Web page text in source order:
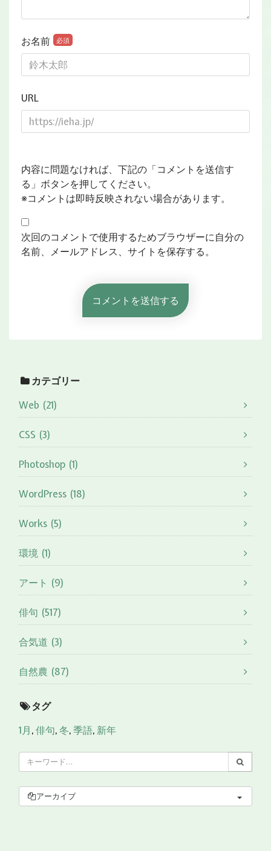
お名前 必須
URL
内容に問題なければ、下記の「コメントを送信す
る」ボタンを押してください。
※コメントは即時反映されない場合があります。
次回のコメントで使用するためブラウザーに自分の
名前、メールアドレス、サイトを保存する。
カテゴリー
Web (21)
CSS (3)
Photoshop (1)
WordPress (18)
Works (5)
環境 (1)
アート (9)
俳句 (517)
合気道 (3)
自然農 (87)
タグ
1月,俳句,冬,季語, 新年
アーカイブ